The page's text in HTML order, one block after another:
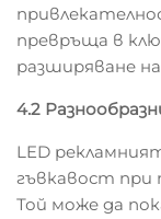
превръща в
разширяване
4.2
LED
гъвкавост при
Той може да